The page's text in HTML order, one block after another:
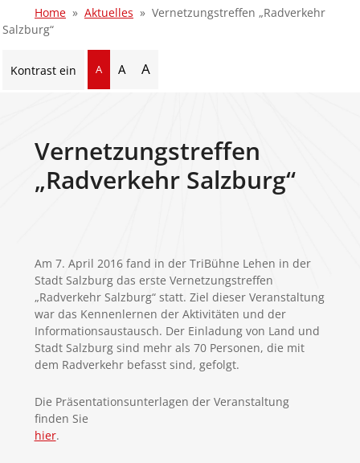
Home Aktuelles
Vernetzungstreffen „Radverkehr
Salzburg“
Kontrast ein A A A
Vernetzungstreffen
„Radverkehr Salzburg“
Am 7. April 2016 fand in der TriBühne Lehen in der
Stadt Salzburg das erste Vernetzungstreffen
„Radverkehr Salzburg“ statt. Ziel dieser Veranstaltung
war das Kennenlernen der Aktivitäten und der
Informationsaustausch. Der Einladung von Land und
Stadt Salzburg sind mehr als 70 Personen, die mit
dem Radverkehr befasst sind, gefolgt.
Die Präsentationsunterlagen der Veranstaltung
finden Sie
hier.